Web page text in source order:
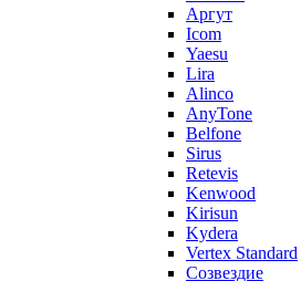
Аргут
Icom
Yaesu
Lira
Alinco
AnyTone
Belfone
Sirus
Retevis
Kenwood
Kirisun
Kydera
Vertex Standard
Созвездие